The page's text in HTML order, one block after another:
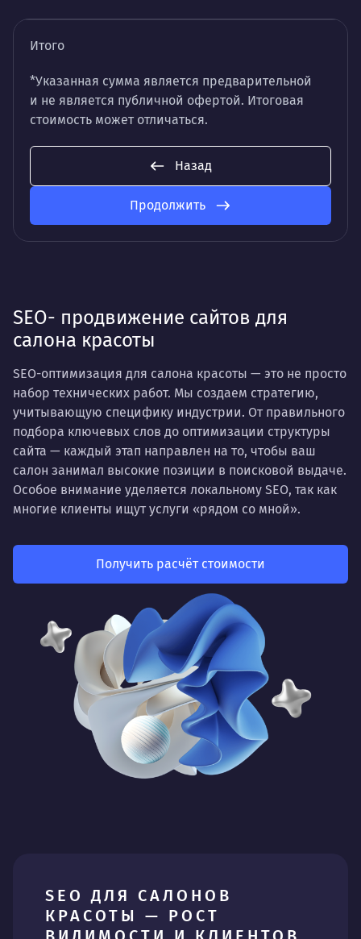
Итого
*Указанная сумма является предварительной
и не является публичной офертой. Итоговая
стоимость может отличаться.
Назад
Продолжить
SEO- продвижение сайтов для
салона красоты
SEO-оптимизация для салона красоты — это не просто
набор технических работ. Мы создаем стратегию,
учитывающую специфику индустрии. От правильного
подбора ключевых слов до оптимизации структуры
сайта — каждый этап направлен на то, чтобы ваш
салон занимал высокие позиции в поисковой выдаче.
Особое внимание уделяется локальному SEO, так как
многие клиенты ищут услуги «рядом со мной».
Получить расчёт стоимости
SEO ДЛЯ САЛОНОВ
КРАСОТЫ — РОСТ